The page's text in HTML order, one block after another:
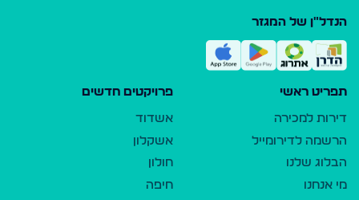
הנדל"ן של המגזר
תפריט ראשי
דירות למכירה
הרשמה לדירומייל
הבלוג שלנו
מי אנחנו
פרויקטים חדשים
אשדוד
אשקלון
חולון
חיפה